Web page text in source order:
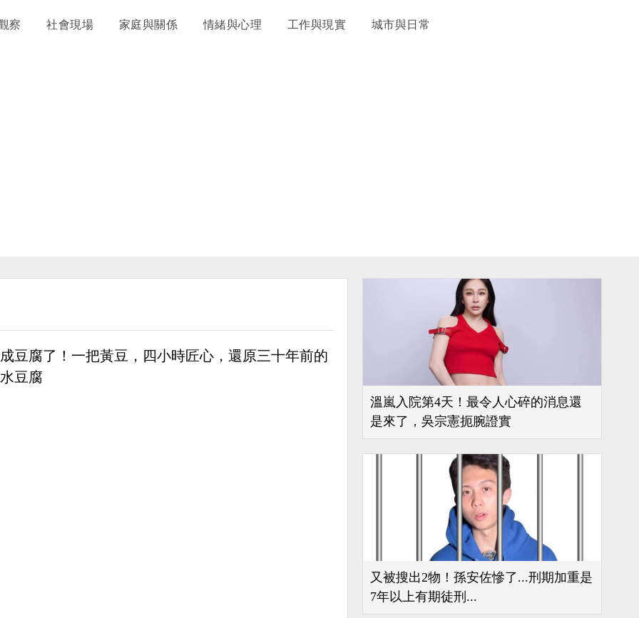
察 社會現場 家庭與關係 情緒與心理 工作與現實 城市與日常
豆腐了！一把黃豆，四小時匠心，還原三十年前的
豆腐
溫嵐入院第4天！最令人心碎的消息還
是來了，吳宗憲扼腕證實
又被搜出2物！孫安佐慘了...刑期加重是
7年以上有期徒刑...